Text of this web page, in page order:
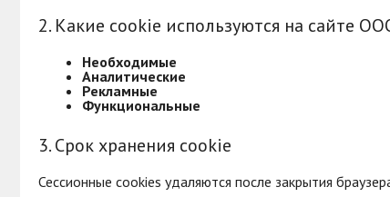
2. Какие cookie используются на сайте
Необходимые
Аналитические
Рекламные
Функциональные
3. Срок хранения cookie
Сессионные cookies удаляются после закрытия